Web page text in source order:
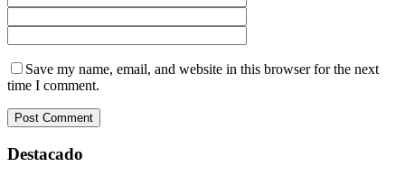
Save my name, email, and website in this browser for the next
time I comment.
Destacado